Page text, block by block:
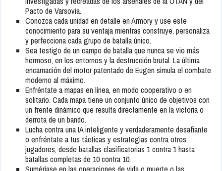
Pacto de Varsovia.
Conozca cada unidad en detalle en Armory y use este
conocimiento para su ventaja mientras construye, personaliza
y perfecciona cada grupo de batalla único.
Sea testigo de un campo de batalla que nunca se vio más
hermoso, en los entornos y la destrucción brutal. La última
encarnación del motor patentado de Eugen simula el combate
moderno al máximo.
Enfréntate a mapas en línea, en modo cooperativo o en
solitario. Cada mapa tiene un conjunto único de objetivos con
un frente dinámico que resulta directamente en la victoria o
derrota de un bando.
Lucha contra una IA inteligente y verdaderamente desafiante
o enfréntate a tus tácticas y estrategias contra otros
jugadores, desde batallas clasificatorias 1 contra 1 hasta
batallas completas de 10 contra 10.